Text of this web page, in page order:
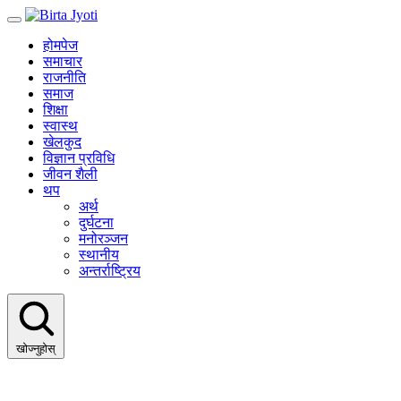
होमपेज
समाचार
राजनीति
समाज
शिक्षा
स्वास्थ
खेलकुद
विज्ञान प्रविधि
जीवन शैली
थप
अर्थ
दुर्घटना
मनोरञ्जन
स्थानीय
अन्तर्राष्ट्रिय
खोज्नुहोस्